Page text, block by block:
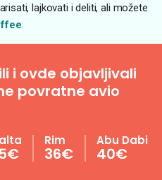
lajkovati i deliti, ali možete
i ovde objavljivali
povratne avio
Rim
36€
Abu Dabi
40€